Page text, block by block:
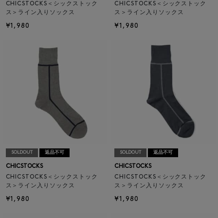
CHICSTOCKS＜シックストック
ス＞ライン入りソックス
¥1,980
CHICSTOCKS＜シックストック
ス＞ライン入りソックス
¥1,980
SOLDOUT 返品不可
CHICSTOCKS
CHICSTOCKS＜シックストック
ス＞ライン入りソックス
¥1,980
SOLDOUT 返品不可
CHICSTOCKS
CHICSTOCKS＜シックストック
ス＞ライン入りソックス
¥1,980